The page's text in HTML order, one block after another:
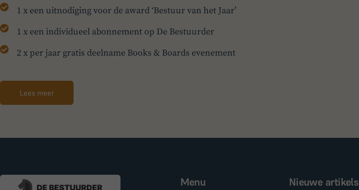
1 x een uitnodiging voor de award ‘Bestuur van het Jaar’
1 x een individueel abonnement op De Bestuurder
2 x per jaar gratis deelname Books & Boards evenement
Lees meer
Menu Nieuwe artikels